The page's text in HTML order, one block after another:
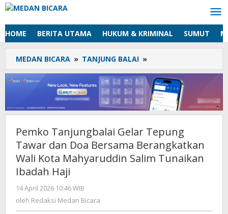
Lewati
konten
HOME BERITA UTAMA HUKUM & KRIMINAL SUMUT
MEDAN BICARA » TANJUNG BALAI »
Tanjungbalai
Gelar
Tepung
Tawar
dan
Bersama
Berangkatkan
Wali
Ibadah
Pemko Tanjungbalai Gelar Tepung
Tawar dan Doa Bersama Berangkatkan
Wali Kota Mahyaruddin Salim Tunaikan
Ibadah Haji
14 April 2026 10:46 WIB
Redaksi
oleh Redaksi Medan Bicara